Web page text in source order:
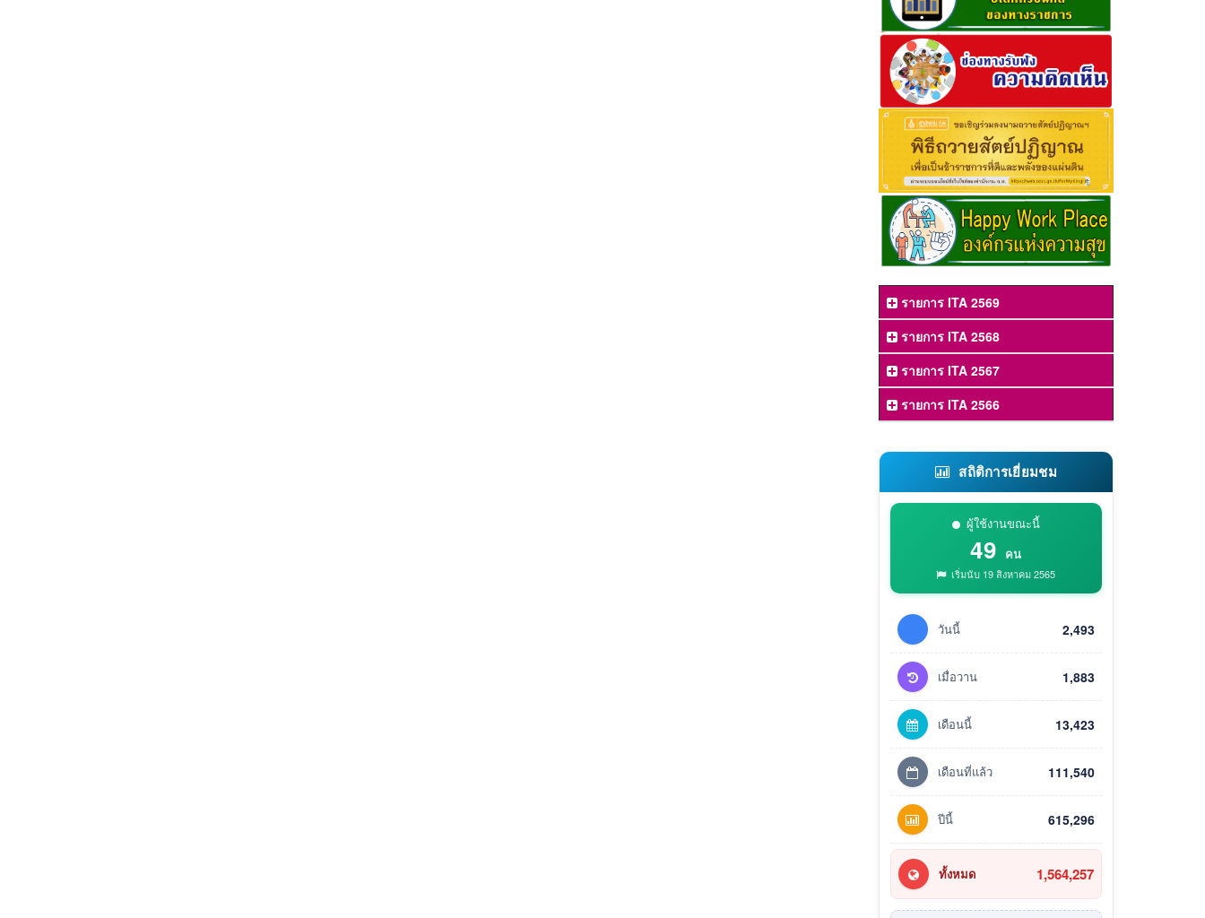
รายการ ITA 2569
รายการ ITA 2568
รายการ ITA 2567
รายการ ITA 2566
สถิติการเยี่ยมชม
ผู้ใช้งานขณะนี้
49 คน
เริ่มนับ 19 สิงหาคม 2565
วันนี้ 2,493
เมื่อวาน 1,883
เดือนนี้ 13,423
เดือนที่แล้ว 111,540
ปีนี้ 615,296
ทั้งหมด 1,564,257